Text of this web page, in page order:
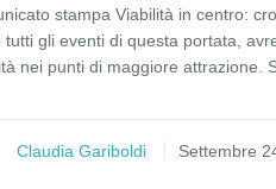
stampa Viabilità in centro:
tutti gli eventi di questa portata,
nei punti di maggiore attrazione.
Claudia Gariboldi Settembre